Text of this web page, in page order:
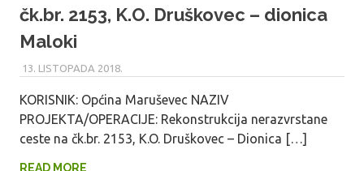
čk.br. 2153, K.O. Druškovec – dionica
Maloki
13. LISTOPADA 2018.
KORISNIK: Općina Maruševec NAZIV
PROJEKTA/OPERACIJE: Rekonstrukcija nerazvrstane
ceste na čk.br. 2153, K.O. Druškovec – Dionica […]
READ MORE